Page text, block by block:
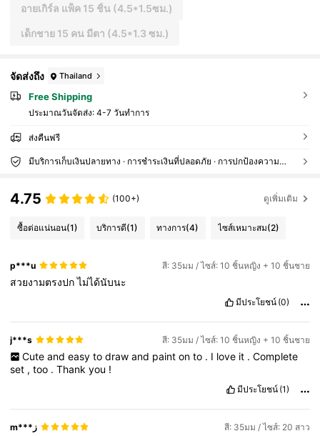
อายเกิร์ล แพ็ค 15 ชิ้น (4.5*1.5ซม.)
เด็กชาย 15 คน มีตา (4.5*1.3 ซม.)
จัดส่งถึง Thailand
Free Shipping
ประมาณวันจัดส่ง: 4-7 วันทำการ
ส่งคืนฟรี
มีบริการเก็บเงินปลายทาง · การชำระเงินที่ปลอดภัย · การปกป้องความเป็นส่วนตัว
4.75 (100+) ดูเพิ่มเติม
ซื้อต่อแน่นอน(1) บริการดี(1) ทางการ(4) ไซส์เหมาะสม(2)
p***u สี: 35มม / ไซส์: 10 ชิ้นหญิง + 10 ชิ้นชาย
สวยงามตรงปกไม่ได้​นับนะ
มีประโยชน์ (0)
j***s สี: 35มม / ไซส์: 10 ชิ้นหญิง + 10 ชิ้นชาย
Cute and easy to draw and paint on to . I love it . Complete
set ,too .Thankyou !
มีประโยชน์ (1)
m***ز สี: 35มม / ไซส์: 20 สาว